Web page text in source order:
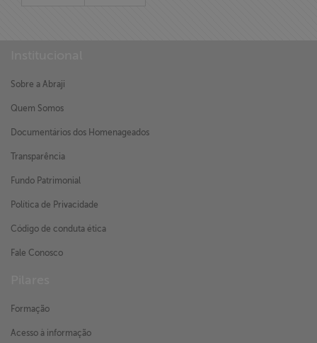
Sobre a Abraji
Quem Somos
Documentários dos Homenageados
Transparência
Fundo Patrimonial
Política de Privacidade
Código de conduta ética
Fale Conosco
Formação
Acesso à informação